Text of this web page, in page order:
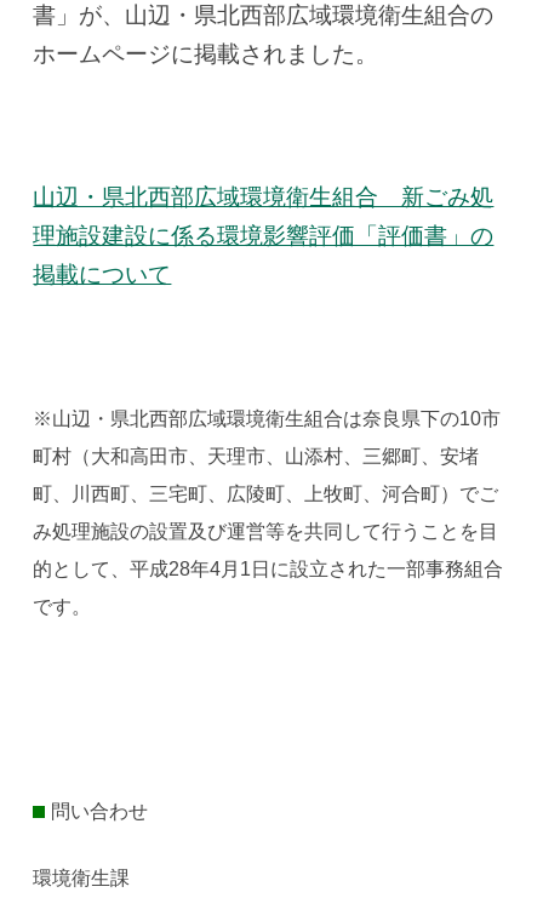
書」が、山辺・県北西部広域環境衛生組合の
ホームページに掲載されました。
山辺・県北西部広域環境衛生組合 新ごみ処
理施設建設に係る環境影響評価「評価書」の
掲載について
※山辺・県北西部広域環境衛生組合は奈良県下の10市
町村（大和高田市、天理市、山添村、三郷町、安堵
町、川西町、三宅町、広陵町、上牧町、河合町）でご
み処理施設の設置及び運営等を共同して行うことを目
的として、平成28年4月1日に設立された一部事務組合
です。
問い合わせ
環境衛生課